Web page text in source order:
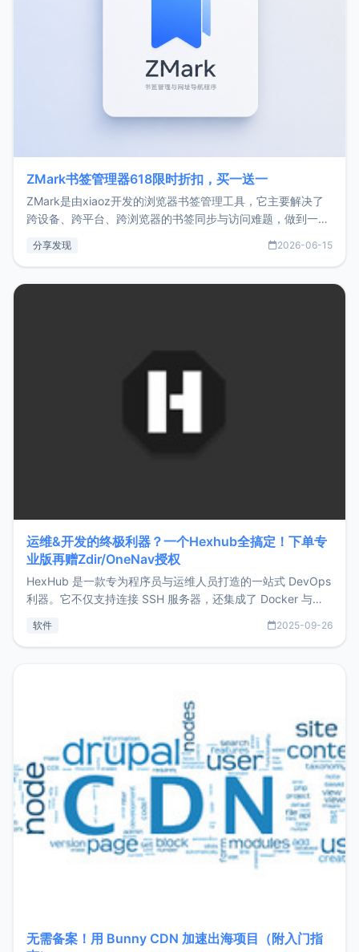
ZMark书签管理器618限时折扣，买一送一
ZMark是由xiaoz开发的浏览器书签管理工具，它主要解决了
跨设备、跨平台、跨浏览器的书签同步与访问难题，做到一处
用，让管理更高效。ZMark官网地址：
分享发现 2026-06-15
运维&开发的终极利器？一个Hexhub全搞定！下单专
业版再赠Zdir/OneNav授权
HexHub 是一款专为程序员与运维人员打造的一站式 DevOps
利器。它不仅支持连接 SSH 服务器，还集成了 Docker 与常
件间频繁切换，仅凭 HexHub 即可同时搞定运维与数据库操
软件 2025-09-26
无需备案！用 Bunny CDN 加速出海项目（附入门指